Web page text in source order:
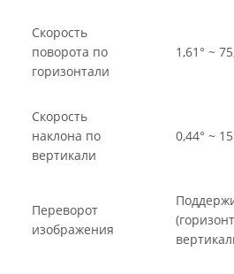
Скорость
поворота по
горизонтали
1,61° ~
Скорость
наклона по
вертикали
0,44° ~
Переворот
изображения